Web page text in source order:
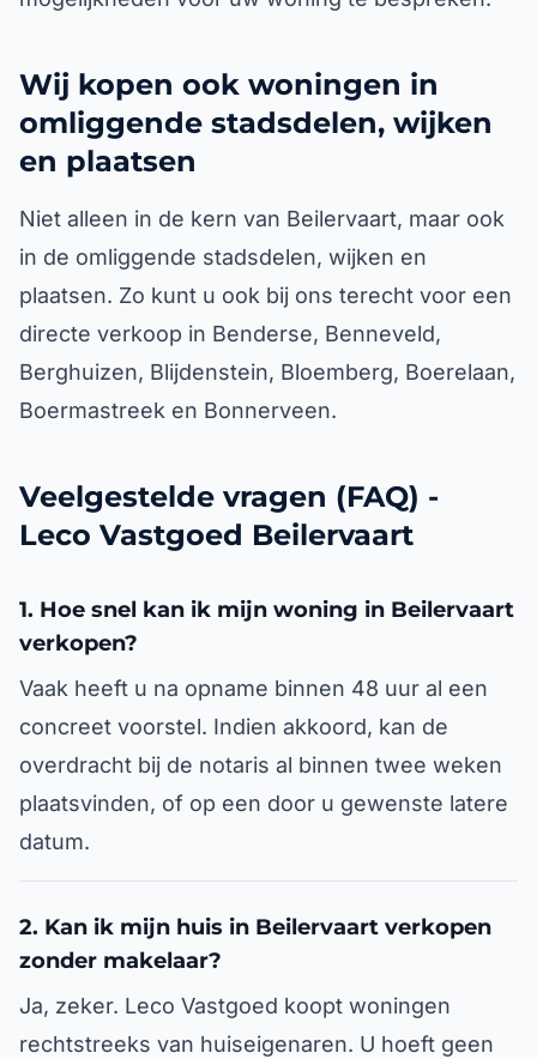
Wij kopen ook woningen in
omliggende stadsdelen, wijken
en plaatsen
Niet alleen in de kern van Beilervaart, maar ook
in de omliggende stadsdelen, wijken en
plaatsen. Zo kunt u ook bij ons terecht voor een
directe verkoop in Benderse, Benneveld,
Berghuizen, Blijdenstein, Bloemberg, Boerelaan,
Boermastreek en Bonnerveen.
Veelgestelde vragen (FAQ) -
Leco Vastgoed Beilervaart
1. Hoe snel kan ik mijn woning in Beilervaart
verkopen?
Vaak heeft u na opname binnen 48 uur al een
concreet voorstel. Indien akkoord, kan de
overdracht bij de notaris al binnen twee weken
plaatsvinden, of op een door u gewenste latere
datum.
2. Kan ik mijn huis in Beilervaart verkopen
zonder makelaar?
Ja, zeker. Leco Vastgoed koopt woningen
rechtstreeks van huiseigenaren. U hoeft geen